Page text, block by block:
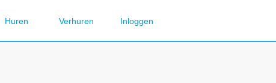
Huren Verhuren Inloggen